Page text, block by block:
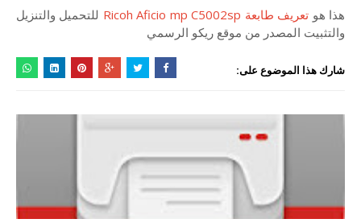
هذا هو تعريف طابعة Ricoh Aficio mp C5002sp
للتحميل والتنزيل
والتثبيت المصدر من موقع ريكو الرسمي
شارك هذا الموضوع على: